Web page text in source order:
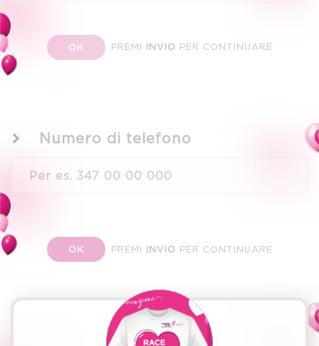
OK PREMI INVIO PER CONTINUARE
Numero di telefono
OK PREMI INVIO PER CONTINUARE